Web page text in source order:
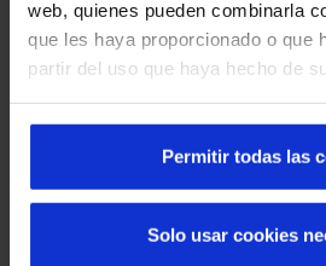
web, quienes pueden combinarla
que les haya proporcionado o que
partir del uso que haya hecho de
Permitir todas las
Solo usar cookies
se pode personalizar segundo as
em cada nave industrial.
Rampa hidráulica para plataforma
A rampa para plataforma de carga
com outros elementos como o
alterações bruscas de temperatura